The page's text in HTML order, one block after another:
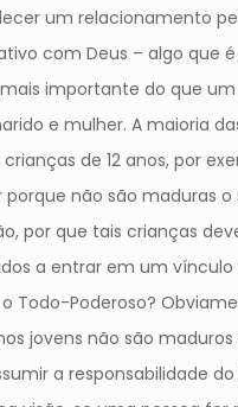
um relacionamento
com Deus – algo que
importante do que
e mulher. A maioria
de 12 anos, por
porque não são maduras o
por que tais crianças
a entrar em um vínculo
Todo-Poderoso?
jovens não são
a responsabilidade